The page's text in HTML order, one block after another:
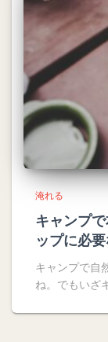
淹れる
キャンプ
ップに必
キャンプで自
ね。でもいざ